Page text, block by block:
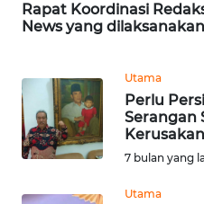
Rapat Koordinasi
News yang
Utama
Perlu
Serangan
7 bulan yang
Utama
WN
KEPRI
WN
PAPUA
WN
PAPUA